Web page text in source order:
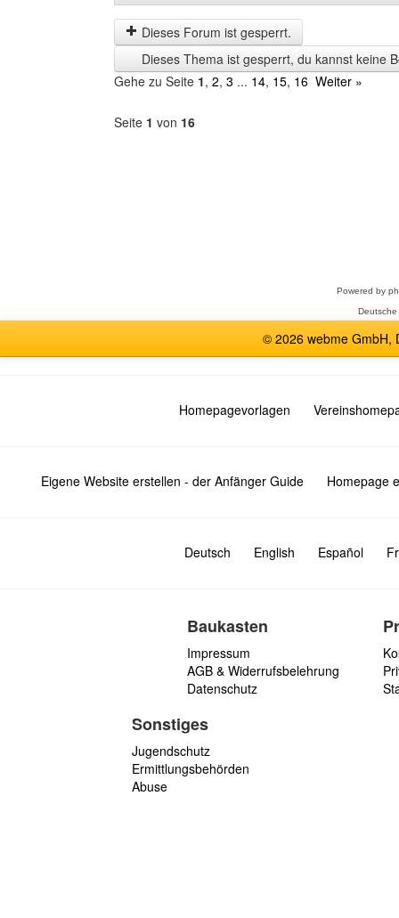
der
letzten
Zeit
anzeigen
by
Dieses Forum ist gesperrt.
Dieses Thema ist gesperrt, du kannst keine
Gehe zu Seite 1, 2, 3 ... 14, 15, 16 Weiter »
Seite 1 von 16
Powered by
© 2026 webme GmbH,
Homepagevorlagen
Eigene Website erstellen - der Anfänger Guide Homepage
Deutsch English Español
Baukasten
Impressum
AGB & Widerrufsbelehrung
Datenschutz
Sonstiges
Jugendschutz
Ermittlungsbehörden
Abuse